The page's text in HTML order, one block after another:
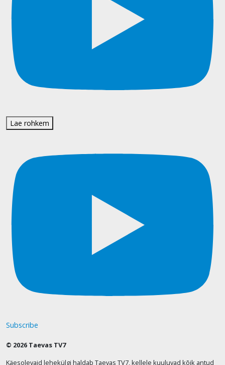
Lae rohkem
Subscribe
© 2026 Taevas TV7
Käesolevaid lehekülgi haldab Taevas TV7, kellele kuuluvad kõik antud